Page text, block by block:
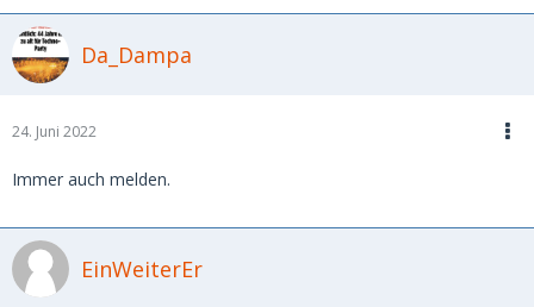
Da_Dampa
24. Juni 2022
Immer auch melden.
EinWeiterEr